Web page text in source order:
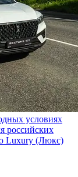
условиях
российских
Luxury (Люкс)